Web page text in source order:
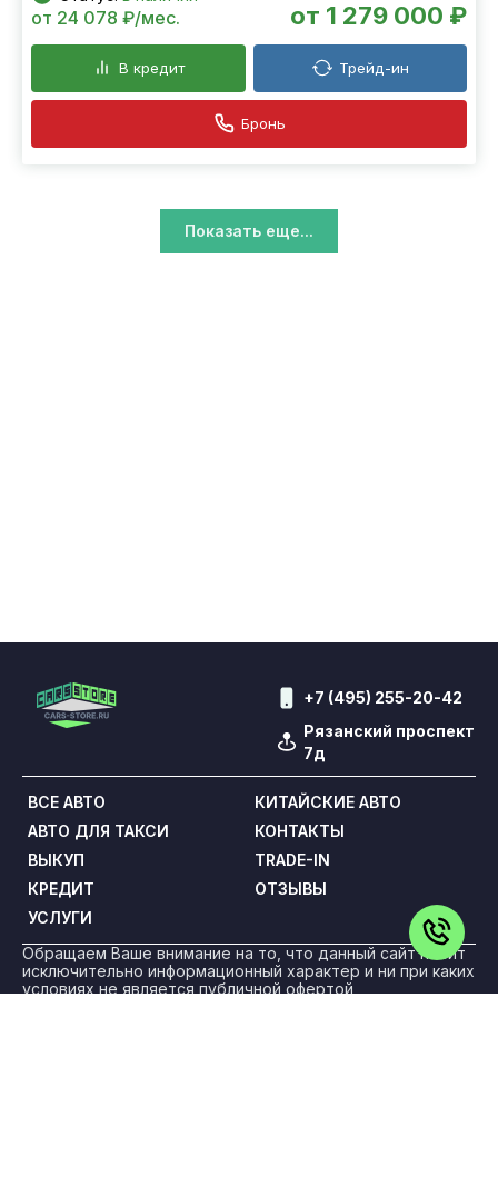
от 1 279 000 ₽
от 24 078 ₽/мес.
В кредит Трейд-ин
Бронь
Показать еще...
+7 (495) 255-20-42
Рязанский проспект
7д
ВСЕ АВТО
КИТАЙСКИЕ АВТО
АВТО ДЛЯ ТАКСИ
КОНТАКТЫ
ВЫКУП
TRADE-IN
КРЕДИТ
ОТЗЫВЫ
УСЛУГИ
Обращаем Ваше внимание на то, что данный сайт носит
исключительно информационный характер и ни при каких
условиях не является публичной офертой,